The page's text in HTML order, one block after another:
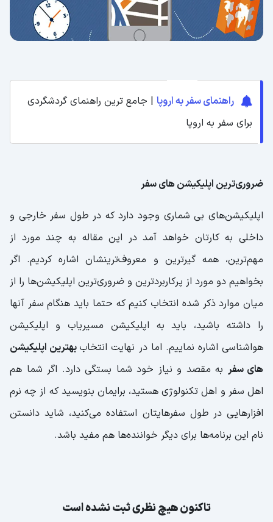
راهنمای سفر به اروپا | جامع ترین راهنمای گردشگردی
برای سفر به اروپا
ضروری‌ترین اپلیکیشن‌ های سفر
اپلیکیشن‌های بی شماری وجود دارد که در طول سفر خارجی و
داخلی به کارتان خواهد آمد در این مقاله به چند مورد از
مهم‌ترین، همه گیرترین و معروف‌ترینشان اشاره کردیم. اگر
بخواهیم دو مورد از پرکاربردترین و ضروری‌ترین اپلیکیشن‌ها را از
میان موارد ذکر شده انتخاب کنیم که حتما باید هنگام سفر آنها
را داشته باشید، باید به اپلیکیشن مسیریاب و اپلیکیشن
هواشناسی اشاره نماییم. اما در نهایت انتخاب بهترین اپلیکیشن
های سفر به مقصد و نیاز خود شما بستگی دارد. اگر شما هم
اهل سفر و اهل تکنولوژی هستید، برایمان بنویسید که از چه نرم
افزارهایی در طول سفرهایتان استفاده می‌کنید، شاید دانستن
نام این برنامه‌ها برای دیگر خواننده‌ها هم مفید باشد.
تاکنون هیچ نظری ثبت نشده است